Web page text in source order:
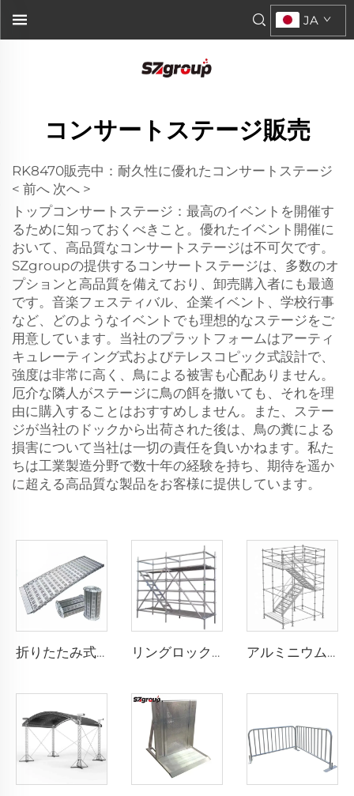
JA
コンサートステージ販売
RK8470販売中：耐久性に優れたコンサートステージ
< 前へ 次へ >
トップコンサートステージ：最高のイベントを開催す
るために知っておくべきこと。優れたイベント開催に
おいて、高品質なコンサートステージは不可欠です。
SZgroupの提供するコンサートステージは、多数のオ
プションと高品質を備えており、卸売購入者にも最適
です。音楽フェスティバル、企業イベント、学校行事
など、どのようなイベントでも理想的なステージをご
用意しています。当社のプラットフォームはアーティ
キュレーティング式およびテレスコピック式設計で、
強度は非常に高く、鳥による被害も心配ありません。
厄介な隣人がステージに鳥の餌を撒いても、それを理
由に購入することはおすすめしません。また、ステー
ジが当社のドックから出荷された後は、鳥の糞による
損害について当社は一切の責任を負いかねます。私た
ちは工業製造分野で数十年の経験を持ち、期待を遥か
に超える高品質な製品をお客様に提供しています。
折りたたみ式ステージ モバイル型アルミ合金活動用折りたたみステージ 段差解消スロープ付き リングロックサcaffolding アルミニウム層足場